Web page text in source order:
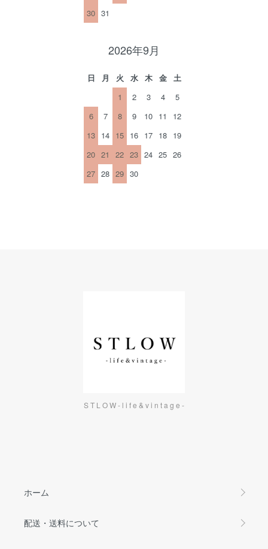
30 31
2026年9月
日 月 火 水 木 金
土
1
2 3 4
5
6
7 8 9 10 11
12
13 14 15 16 17 18 19
20 21 22 23 24 25 26
27 28 29 30
S T L O W - l i f e & v i n t a g e -
ホーム
配送・送料について